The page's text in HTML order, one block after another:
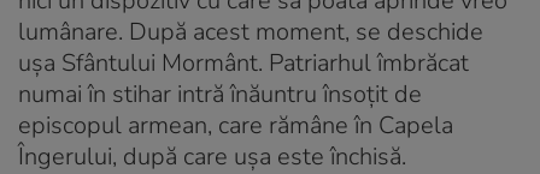
lumânare. După acest moment, se deschide
uşa Sfântului Mormânt. Patriarhul îmbrăcat
numai în stihar intră înăuntru însoţit de
episcopul armean, care rămâne în Capela
Îngerului, după care uşa este închisă.